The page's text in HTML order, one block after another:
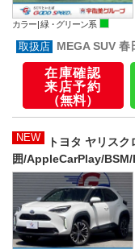
カラー |緑・グリーン系
MEGA SUV 春
在庫確認
来店予約
（無料）
NEW
トヨタ ヤリス
囲/AppleCarPlay/BSM/